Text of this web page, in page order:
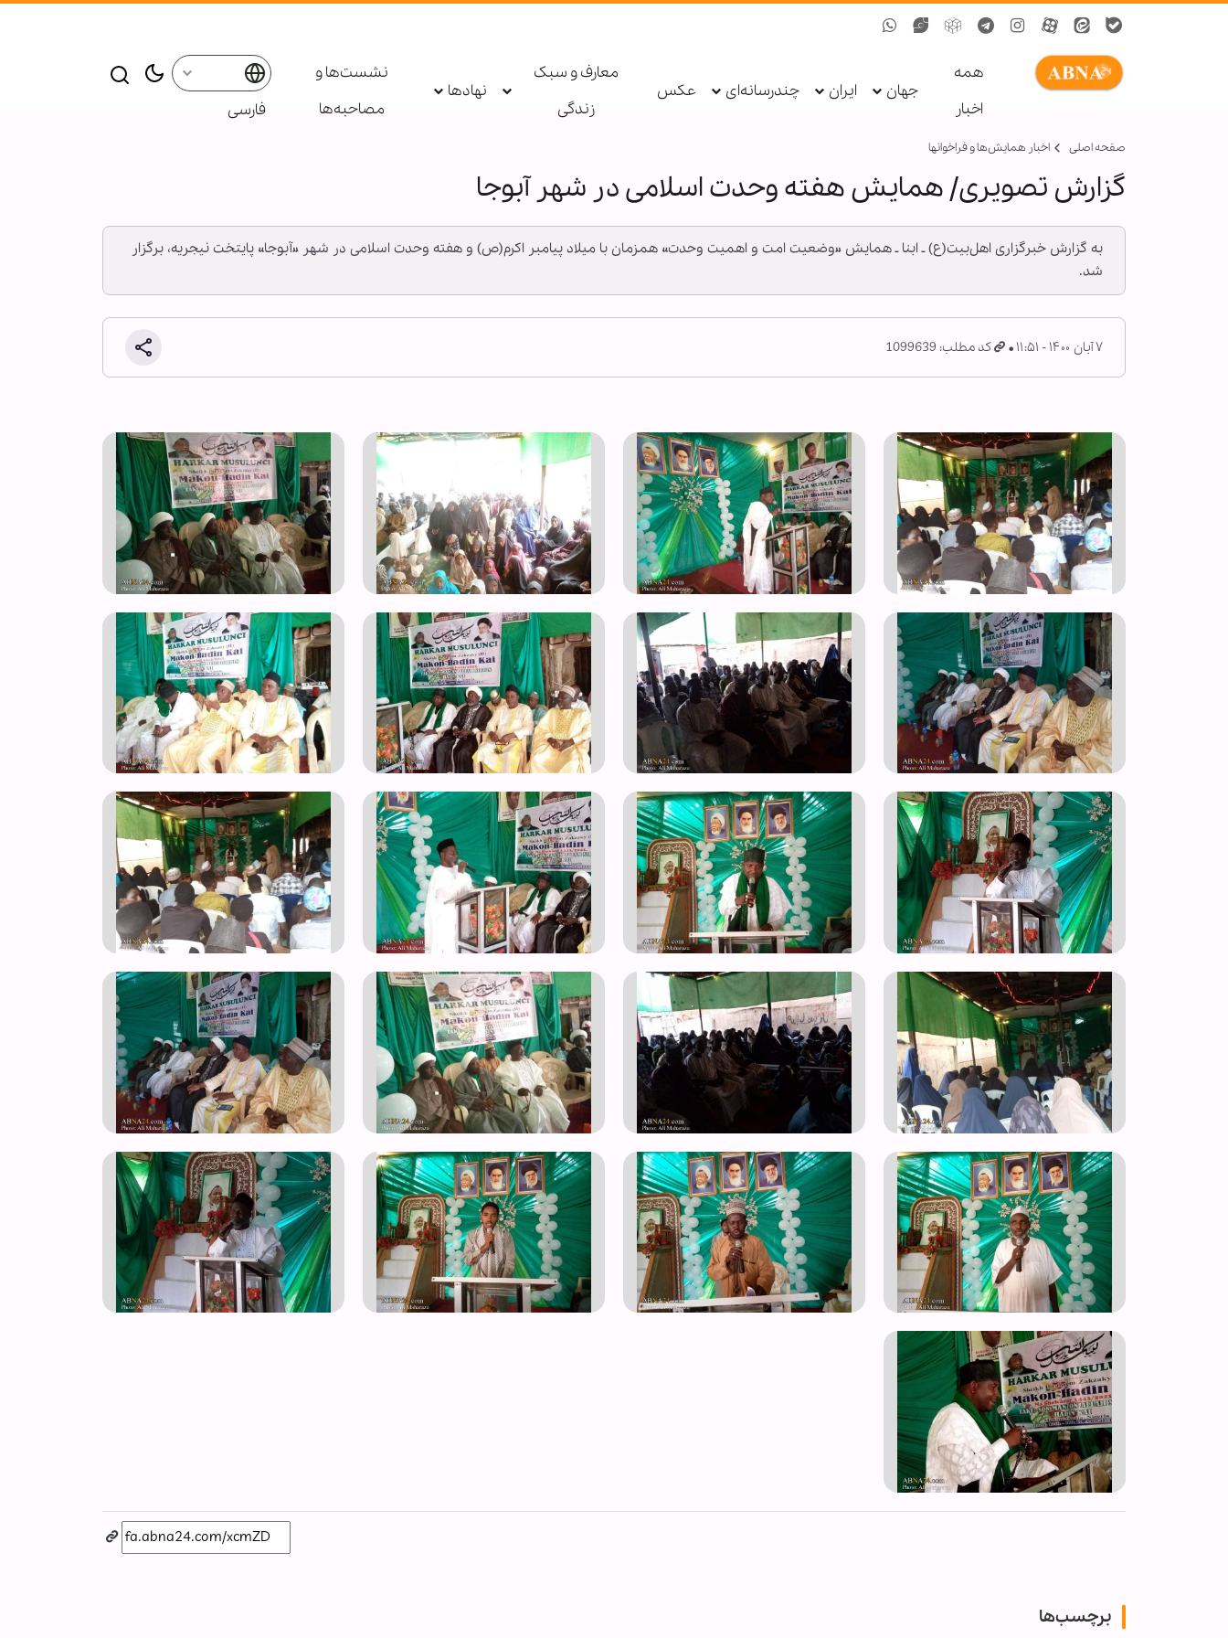
همه
اخبار
جهان ایران چندرسانه‌ای عکس
معارف و سبک
زندگی
نهادها
نشست‌ها و
مصاحبه‌ها
فارسی
صفحه اصلی اخبار همايش‌ها و فراخوان‏ها
گزارش تصویری/ همایش هفته وحدت اسلامی در شهر آبوجا
به گزارش خبرگزاری اهل‌بیت(ع) ـ ابنا ـ همایش «وضعیت امت و اهمیت وحدت» همزمان با میلاد پیامبر اکرم(ص) و هفته وحدت اسلامی در شهر «آبوجا» پایتخت نیجریه، برگزار
شد.
۷ آبان ۱۴۰۰ - ۱۱:۵۱ کد مطلب: 1099639
برچسب‌ها